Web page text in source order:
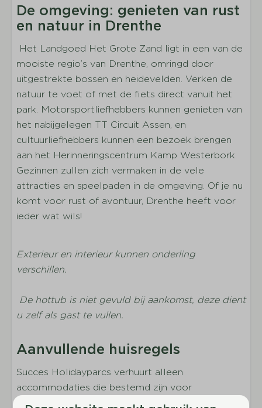
Tweede badkamer
Aantal badkamers: 2
Aantal aparte toiletten: 2
Badkamer boven (1)
Regendouche
Bubbelbad
Badkamer beneden (1)
Douche
Apart toilet
Ligbad
Toilet in badkamer
Buiten
Fietsenstalling
Parkeerplaats bij vakantiewoning
Tuin
Berging
Parasol
Tuinmeubilair
Parkfaciliteiten
De omgeving: genieten van rust
en natuur in Drenthe
Het Landgoed Het Grote Zand ligt in een van de
mooiste regio’s van Drenthe, omringd door
uitgestrekte bossen en heidevelden. Verken de
natuur te voet of met de fiets direct vanuit het
park. Motorsportliefhebbers kunnen genieten van
het nabijgelegen TT Circuit Assen, en
cultuurliefhebbers kunnen een bezoek brengen
aan het Herinneringscentrum Kamp Westerbork.
Gezinnen zullen zich vermaken in de vele
attracties en speelpaden in de omgeving. Of je nu
komt voor rust of avontuur, Drenthe heeft voor
ieder wat wils!
Exterieur en interieur kunnen onderling
verschillen.
De hottub is niet gevuld bij aankomst, deze dient
u zelf als gast te vullen.
Aanvullende huisregels
Succes Holidayparcs verhuurt alleen
accommodaties die bestemd zijn voor
recreatieve verhuur. Het is derhalve niet